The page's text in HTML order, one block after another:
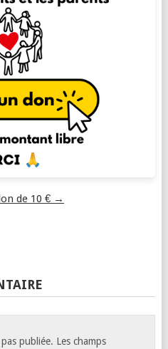
de 10 € →
publiée. Les champs